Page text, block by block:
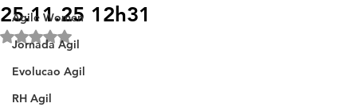
Agile Women
Jornada Agil
Evolucao Agil
RH Agil
25.11.25 12h31
Rated NaN out of 5 stars.